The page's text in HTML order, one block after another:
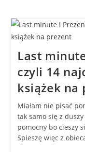
Last
czyli 14
książek na
Miałam nie pisać
tak samo się z
pomocny bo cieszy
Spieszę więc z